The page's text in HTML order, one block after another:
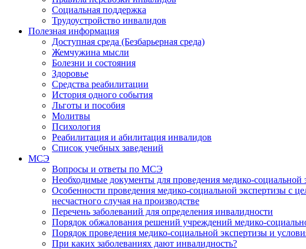
Социальная поддержка
Трудоустройство инвалидов
Полезная информация
Доступная среда (Безбарьерная среда)
Жемчужина мысли
Болезни и состояния
Здоровье
Средства реабилитации
История одного события
Льготы и пособия
Молитвы
Психология
Реабилитация и абилитация инвалидов
Список учебных заведений
МСЭ
Вопросы и ответы по МСЭ
Необходимые документы для проведения медико-социальной
Особенности проведения медико-социальной экспертизы с
несчастного случая на производстве
Перечень заболеваний для определения инвалидности
Порядок обжалования решений учреждений медико-
Порядок проведения медико-социальной экспертизы и
При каких заболеваниях дают инвалидность?